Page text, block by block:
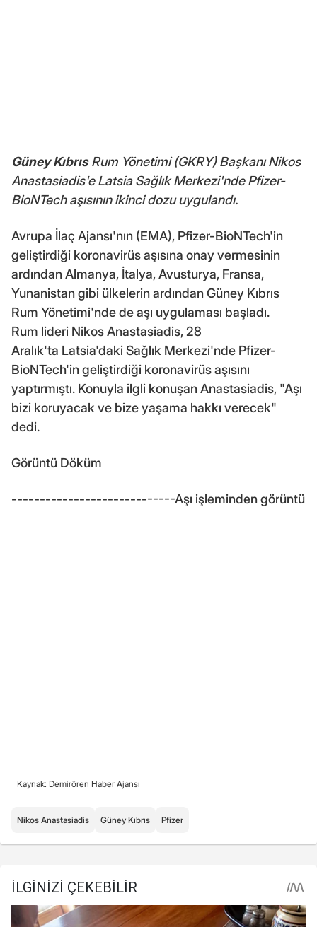
Güney KıbrısRum Yönetimi (GKRY) Başkanı Nikos
Anastasiadis'e Latsia Sağlık Merkezi'nde Pfizer-
BioNTech aşısının ikinci dozu uygulandı.
Avrupa İlaç Ajansı'nın (EMA), Pfizer-BioNTech'in
geliştirdiği koronavirüs aşısına onay vermesinin
ardından Almanya, İtalya, Avusturya, Fransa,
Yunanistan gibi ülkelerin ardından Güney Kıbrıs
Rum Yönetimi'nde de aşı uygulaması başladı.
Rum lideri Nikos Anastasiadis, 28
Aralık'ta Latsia'daki Sağlık Merkezi'nde Pfizer-
BioNTech'in geliştirdiği koronavirüs aşısını
yaptırmıştı. Konuyla ilgli konuşan Anastasiadis, "Aşı
bizi koruyacak ve bize yaşama hakkı verecek"
dedi.
Görüntü Döküm
-----------------------------Aşı işleminden görüntü
Kaynak: Demirören Haber Ajansı
Nikos Anastasiadis Güney Kıbrıs Pfizer